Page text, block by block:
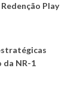
Play
da NR-1